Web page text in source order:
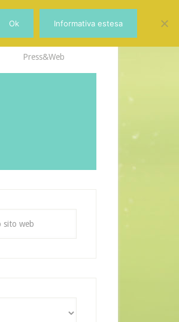
Press&Web
Ok Informativa estesa